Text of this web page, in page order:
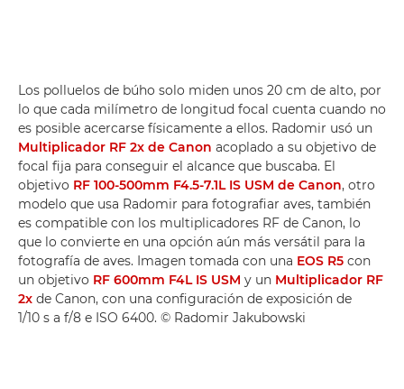
Los polluelos de búho solo miden unos 20 cm de alto, por
lo que cada milímetro de longitud focal cuenta cuando no
es posible acercarse físicamente a ellos. Radomir usó un
Multiplicador RF 2x de Canon acoplado a su objetivo de
focal fija para conseguir el alcance que buscaba. El
objetivo RF 100-500mm F4.5-7.1L IS USM de Canon, otro
modelo que usa Radomir para fotografiar aves, también
es compatible con los multiplicadores RF de Canon, lo
que lo convierte en una opción aún más versátil para la
fotografía de aves. Imagen tomada con una EOS R5 con
un objetivo RF 600mm F4L IS USM y un Multiplicador RF
2x de Canon, con una configuración de exposición de
1/10 s a f/8 e ISO 6400. © Radomir Jakubowski